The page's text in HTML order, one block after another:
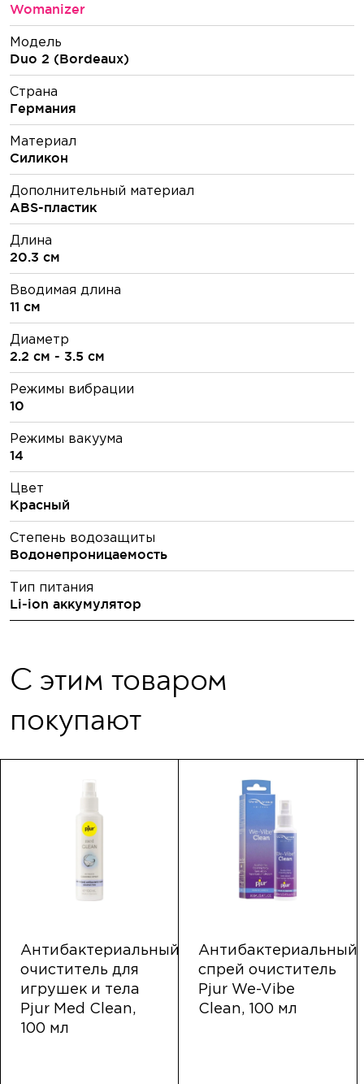
Womanizer
Модель
Duo 2 (Bordeaux)
Страна
Германия
Материал
Силикон
Дополнительный материал
ABS-пластик
Длина
20.3 см
Вводимая длина
11 см
Диаметр
2.2 см - 3.5 см
Режимы вибрации
10
Режимы вакуума
14
Цвет
Красный
Степень водозащиты
Водонепроницаемость
Тип питания
Li-ion аккумулятор
С этим товаром
покупают
Антибактериальный
очиститель для
игрушек и тела
Pjur Med Clean,
100 мл
Антибактериальный
спрей очиститель
Pjur We-Vibe
Clean, 100 мл